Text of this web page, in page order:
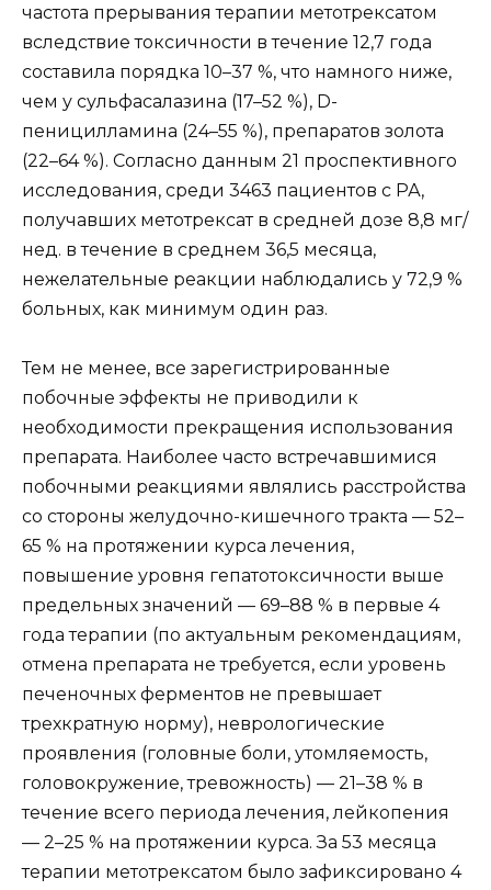
частота прерывания терапии метотрексатом
вследствие токсичности в течение 12,7 года
составила порядка 10–37 %, что намного ниже,
чем у сульфасалазина (17–52 %), D-
пеницилламина (24–55 %), препаратов золота
(22–64 %). Согласно данным 21 проспективного
исследования, среди 3463 пациентов с РА,
получавших метотрексат в средней дозе 8,8 мг/
нед. в течение в среднем 36,5 месяца,
нежелательные реакции наблюдались у 72,9 %
больных, как минимум один раз.
Тем не менее, все зарегистрированные
побочные эффекты не приводили к
необходимости прекращения использования
препарата. Наиболее часто встречавшимися
побочными реакциями являлись расстройства
со стороны желудочно-кишечного тракта — 52–
65 % на протяжении курса лечения,
повышение уровня гепатотоксичности выше
предельных значений — 69–88 % в первые 4
года терапии (по актуальным рекомендациям,
отмена препарата не требуется, если уровень
печеночных ферментов не превышает
трехкратную норму), неврологические
проявления (головные боли, утомляемость,
головокружение, тревожность) — 21–38 % в
течение всего периода лечения, лейкопения
— 2–25 % на протяжении курса. За 53 месяца
терапии метотрексатом было зафиксировано 4